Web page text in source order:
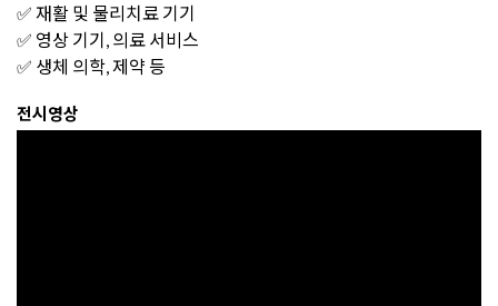
✅ 재활 및 물리치료 기기
✅ 영상 기기, 의료 서비스
✅ 생체 의학, 제약 등
전시영상